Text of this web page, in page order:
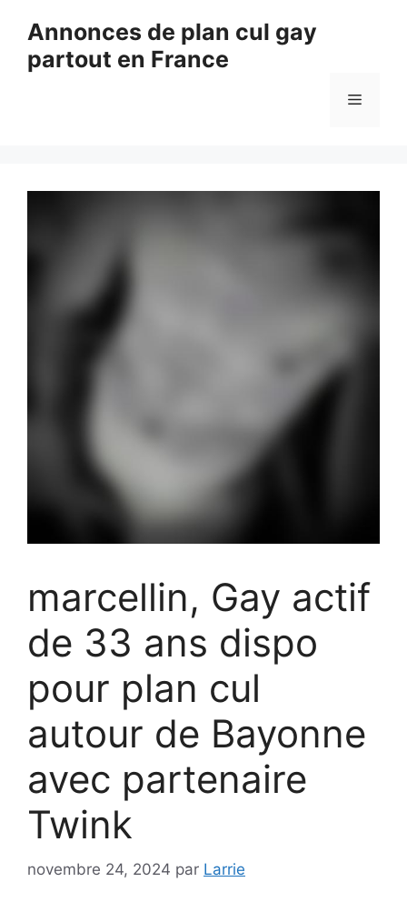
contenu
Annonces de plan cul gay
partout en France
Menu
marcellin, Gay actif
de 33 ans dispo
pour plan cul
autour de Bayonne
avec partenaire
Twink
novembre 24, 2024 par Larrie